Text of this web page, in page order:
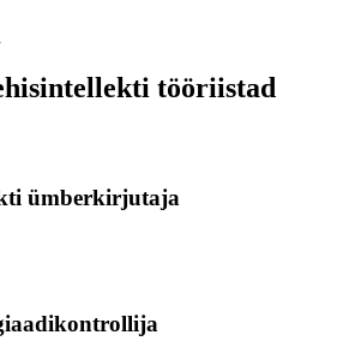
tööriistad
ümberkirjutaja